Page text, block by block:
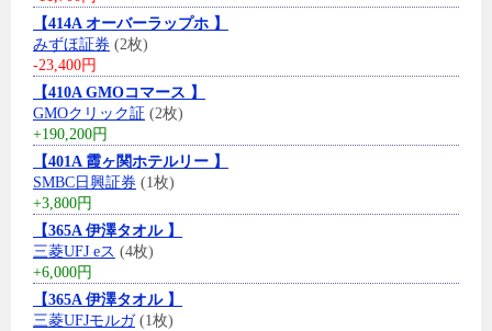
【414A オーバーラップホ 】
みずほ証券 (2枚)
-23,400円
【410A GMOコマース 】
GMOクリック証 (2枚)
+190,200円
【401A 霞ヶ関ホテルリー 】
SMBC日興証券 (1枚)
+3,800円
【365A 伊澤タオル 】
三菱UFJ eス (4枚)
+6,000円
【365A 伊澤タオル 】
三菱UFJモルガ(1枚)